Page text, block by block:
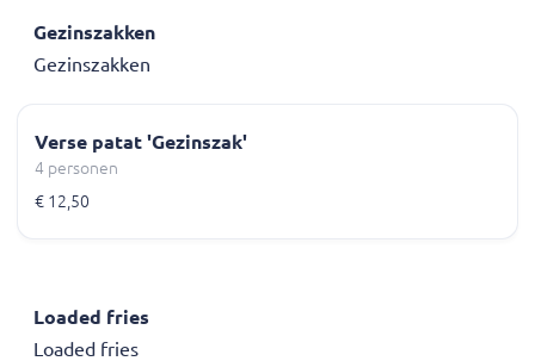
Gezinszakken
Gezinszakken
Verse patat 'Gezinszak'
4 personen
€ 12,50
Loaded fries
Loaded fries